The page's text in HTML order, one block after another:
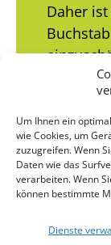
Um Ihnen ein
wie Cookies, um
zuzugreifen. Wenn
Daten wie das
verarbeiten. Wenn
können bestimmte
Dienste
Daher